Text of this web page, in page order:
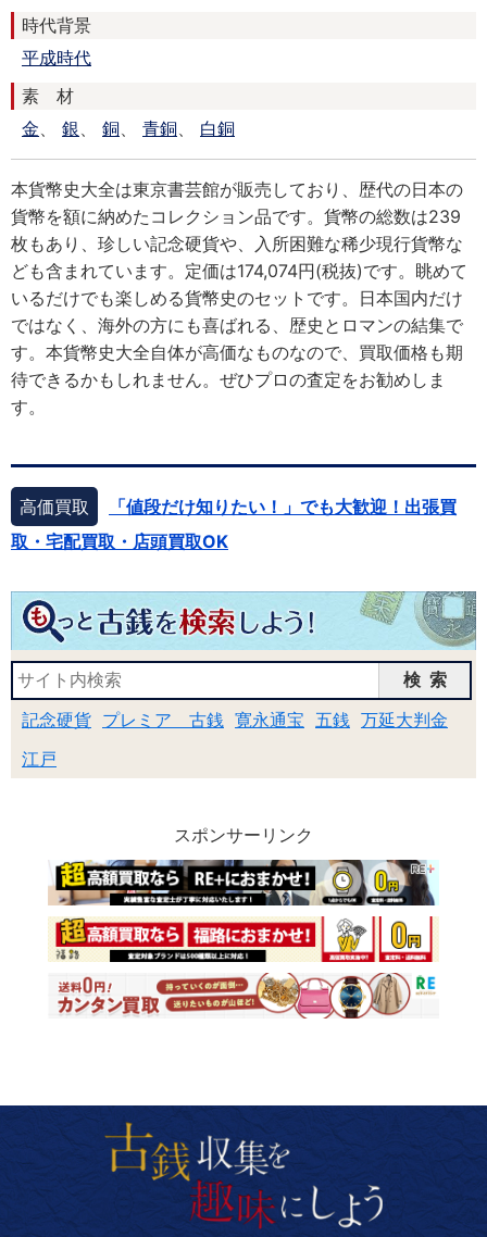
時代背景
平成時代
素 材
金、 銀、 銅、 青銅、 白銅
本貨幣史大全は東京書芸館が販売しており、歴代の日本の
貨幣を額に納めたコレクション品です。貨幣の総数は239
枚もあり、珍しい記念硬貨や、入所困難な稀少現行貨幣な
ども含まれています。定価は174,074円(税抜)です。眺めて
いるだけでも楽しめる貨幣史のセットです。日本国内だけ
ではなく、海外の方にも喜ばれる、歴史とロマンの結集で
す。本貨幣史大全自体が高価なものなので、買取価格も期
待できるかもしれません。ぜひプロの査定をお勧めしま
す。
高価買取
「値段だけ知りたい！」でも大歓迎！出張買
取・宅配買取・店頭買取OK
検索
記念硬貨 プレミア 古銭 寛永通宝 五銭 万延大判金
江戸
スポンサーリンク